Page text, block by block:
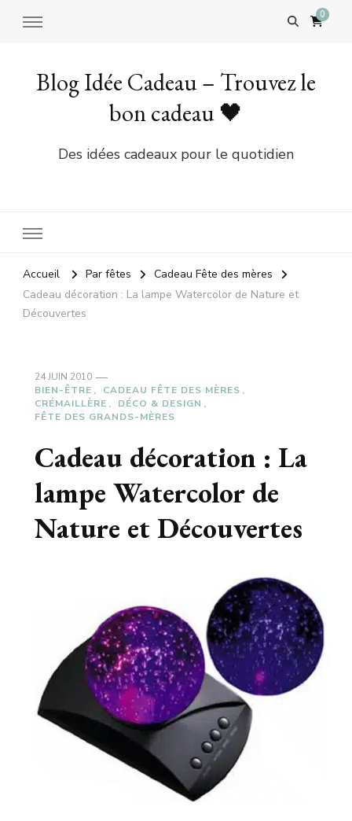
0
Blog Idée Cadeau – Trouvez le
bon cadeau 🖤
Des idées cadeaux pour le quotidien
Accueil Par fêtes
Cadeau Fête des mères
Cadeau décoration : La lampe Watercolor de Nature et
Découvertes
24 JUIN 2010
BIEN-ÊTRE
CADEAU FÊTE DES MÈRES
CRÉMAILLÈRE
DÉCO & DESIGN
FÊTE DES GRANDS-MÈRES
Cadeau décoration : La
lampe Watercolor de
Nature et Découvertes